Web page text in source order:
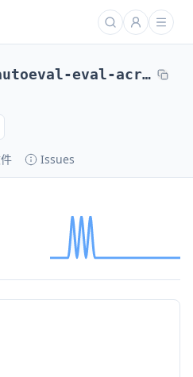
autoeval-eval-acronym_identification-default-5ec18c-50808145303
Issues